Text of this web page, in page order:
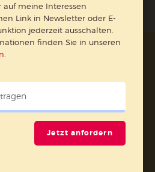
widerrufen
meine Interessen
Link in Newsletter oder E-
jederzeit ausschalten.
finden Sie in unseren
Jetzt anfordern